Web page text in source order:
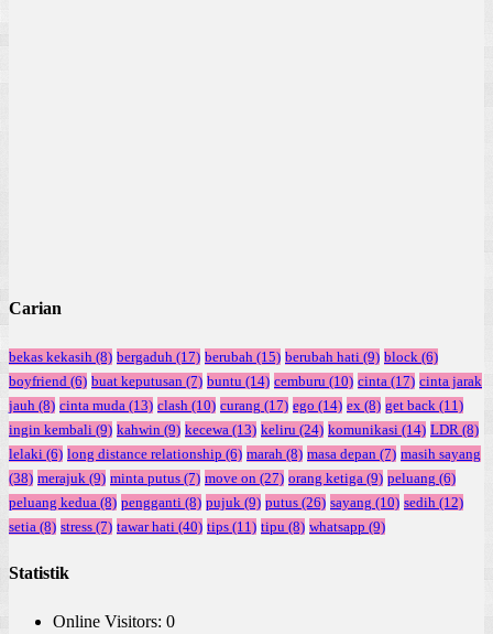
Carian
bekas kekasih (8) bergaduh (17) berubah (15) berubah hati (9) block (6)
boyfriend (6) buat keputusan (7) buntu (14) cemburu (10) cinta (17) cinta jarak
jauh (8) cinta muda (13) clash (10) curang (17) ego (14) ex (8) get back (11)
ingin kembali (9) kahwin (9) kecewa (13) keliru (24) komunikasi (14) LDR (8)
lelaki (6) long distance relationship (6) marah (8) masa depan (7) masih sayang
(38) merajuk (9) minta putus (7) move on (27) orang ketiga (9) peluang (6)
peluang kedua (8) pengganti (8) pujuk (9) putus (26) sayang (10) sedih (12)
setia (8) stress (7) tawar hati (40) tips (11) tipu (8) whatsapp (9)
Statistik
Online Visitors: 0